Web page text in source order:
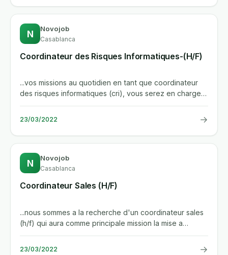
N Novojob
Casablanca
Coordinateur des Risques Informatiques-(H/F)
...vos missions au quotidien en tant que coordinateur
des risques informatiques (cri), vous serez en charge
de s'assurer...
23/03/2022 →
N Novojob
Casablanca
Coordinateur Sales (H/F)
...nous sommes a la recherche d'un coordinateur sales
(h/f) qui aura comme principale mission la mise a
disposition du...
23/03/2022 →